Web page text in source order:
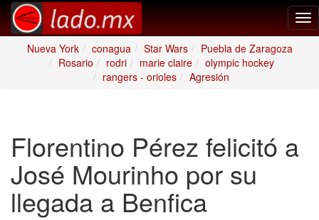
Nueva York
conagua Star Wars
Puebla de Zaragoza
Rosario
rodri marie claire
olympic hockey
rangers - orioles
Agresión
Florentino Pérez felicitó a
José Mourinho por su
llegada a Benfica